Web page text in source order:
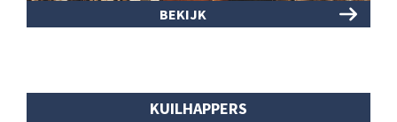
BEKIJK
KUILHAPPERS